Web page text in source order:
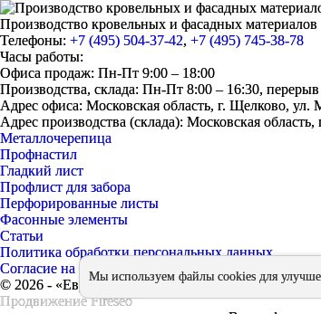
Производство кровельных и фасадных материалов
Телефоны: +7 (495) 504-37-42, +7 (495) 745-38-78
Часы работы:
Офиса продаж: Пн-Пт 9:00 – 18:00
Производства, склада: Пн-Пт 8:00 – 16:30,
Адрес офиса: Московская область, г. Щелково, ул.
Адрес производства (склада): Московская
Металлочерепица
Профнастил
Гладкий лист
Профлист для забора
Перфорированные листы
Фасонные элементы
Статьи
Политика обработки персональных данных
Согласие на обработку персональных данных
© 2026 - «ЕвроМет»
Продвижение Fireseo
Мы используем файлы cookies для